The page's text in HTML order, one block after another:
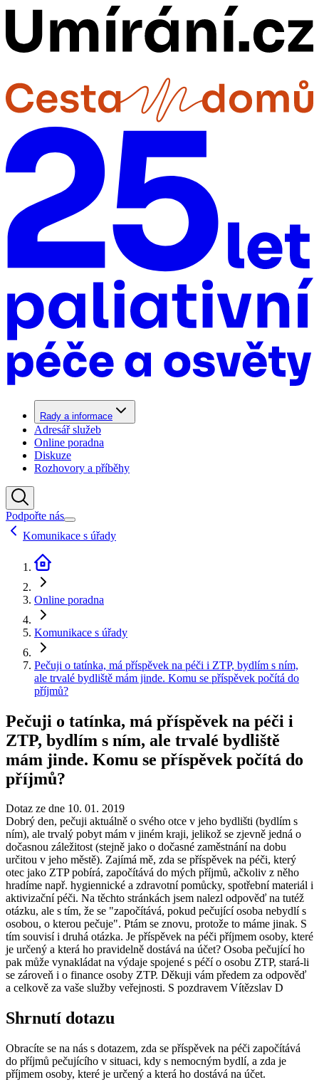
Rady a informace
Adresář služeb
Online poradna
Diskuze
Rozhovory a příběhy
Podpořte nás
Komunikace s úřady
Online poradna
Komunikace s úřady
Pečuji o tatínka, má příspěvek na péči i ZTP, bydlím s ním,
ale trvalé bydliště mám jinde. Komu se příspěvek počítá do
příjmů?
Pečuji o tatínka, má příspěvek na péči i
ZTP, bydlím s ním, ale trvalé bydliště
mám jinde. Komu se příspěvek počítá do
příjmů?
Dotaz ze dne 10. 01. 2019
Dobrý den, pečuji aktuálně o svého otce v jeho bydlišti (bydlím s
ním), ale trvalý pobyt mám v jiném kraji, jelikož se zjevně jedná o
dočasnou záležitost (stejně jako o dočasné zaměstnání na dobu
určitou v jeho městě). Zajímá mě, zda se příspěvek na péči, který
otec jako ZTP pobírá, započítává do mých příjmů, ačkoliv z něho
hradíme např. hygiennické a zdravotní pomůcky, spotřební materiál i
aktivizační péči. Na těchto stránkách jsem nalezl odpověď na tutéž
otázku, ale s tím, že se "započítává, pokud pečující osoba nebydlí s
osobou, o kterou pečuje". Ptám se znovu, protože to máme jinak. S
tím souvisí i druhá otázka. Je příspěvek na péči příjmem osoby, které
je určený a která ho pravidelně dostává na účet? Osoba pečující ho
pak může vynakládat na výdaje spojené s péčí o osobu ZTP, stará-li
se zároveň i o finance osoby ZTP. Děkuji vám předem za odpověď
a celkově za vaše služby veřejnosti. S pozdravem Vítězslav D
Shrnutí dotazu
Obracíte se na nás s dotazem, zda se příspěvek na péči započítává
do příjmů pečujícího v situaci, kdy s nemocným bydlí, a zda je
příjmem osoby, které je určený a která ho dostává na účet.